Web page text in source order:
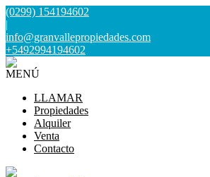
(0299) 154194602
|
info@granvallepropiedades.com
+5492994194602
MENÚ
LLAMAR
Propiedades
Alquiler
Venta
Contacto